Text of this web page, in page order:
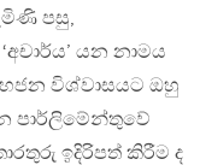
පසු,
යන නාමය
විශ්වාසයට ඔහු
පාර්ලිමේන්තුවේ
ඉදිරිපත් කිරීම ද